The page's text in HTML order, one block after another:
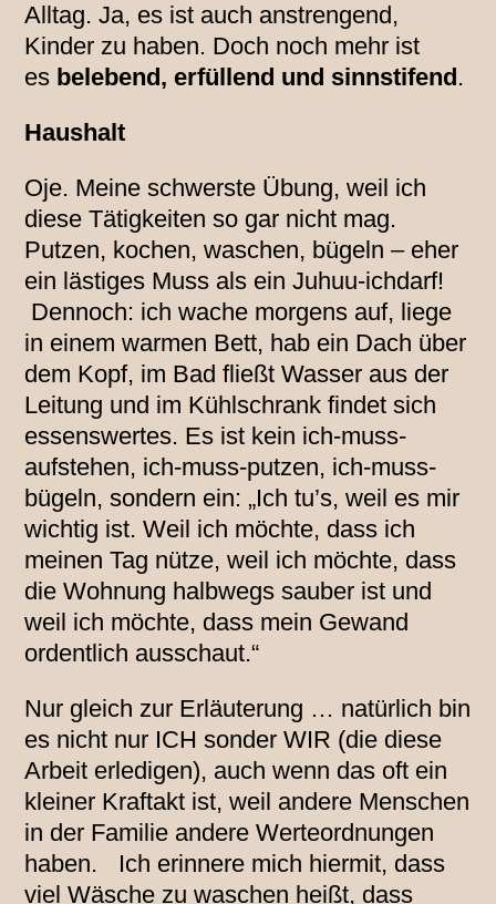
Alltag. Ja, es ist auch anstrengend,
Kinder zu haben. Doch noch mehr ist
es belebend, erfüllend und sinnstifend .
Haushalt
Oje. Meine schwerste Übung, weil ich
diese Tätigkeiten so gar nicht mag.
Putzen, kochen, waschen, bügeln – eher
ein lästiges Muss als ein Juhuu-ichdarf!
Dennoch: ich wache morgens auf, liege
in einem warmen Bett, hab ein Dach über
dem Kopf, im Bad fließt Wasser aus der
Leitung und im Kühlschrank findet sich
essenswertes. Es ist kein ich-muss-
aufstehen, ich-muss-putzen, ich-muss-
bügeln, sondern ein: „Ich tu’s, weil es mir
wichtig ist. Weil ich möchte, dass ich
meinen Tag nütze, weil ich möchte, dass
die Wohnung halbwegs sauber ist und
weil ich möchte, dass mein Gewand
ordentlich ausschaut.“
Nur gleich zur Erläuterung … natürlich bin
es nicht nur ICH sonder WIR (die diese
Arbeit erledigen), auch wenn das oft ein
kleiner Kraftakt ist, weil andere Menschen
in der Familie andere Werteordnungen
haben. Ich erinnere mich hiermit, dass
viel Wäsche zu waschen heißt, dass